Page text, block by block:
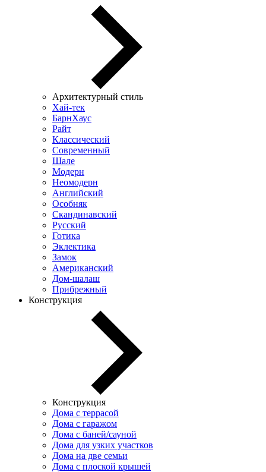
Архитектурный стиль
Хай-тек
БарнХаус
Райт
Классический
Современный
Шале
Модерн
Неомодерн
Английский
Особняк
Скандинавский
Русский
Готика
Эклектика
Замок
Американский
Дом-шалаш
Прибрежный
Конструкция
Конструкция
Дома с террасой
Дома с гаражом
Дома с баней/сауной
Дома для узких участков
Дома на две семьи
Дома с плоской крышей